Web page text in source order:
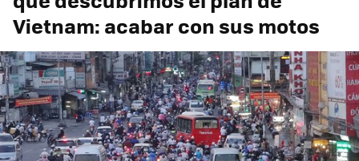
Vietnam: acabar con sus motos